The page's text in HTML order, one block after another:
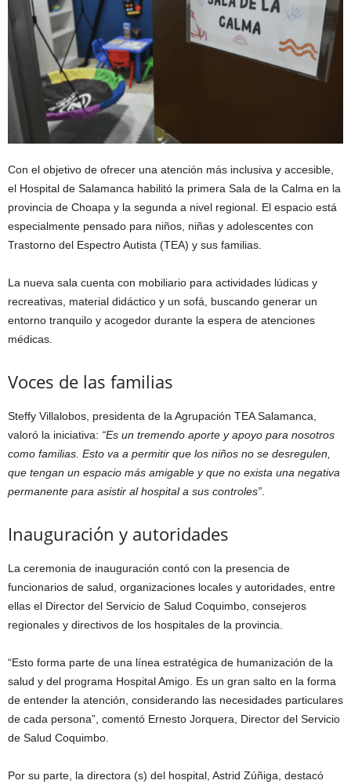
Con el objetivo de ofrecer una atención más inclusiva y accesible,
el Hospital de Salamanca habilitó la primera Sala de la Calma en la
provincia de Choapa y la segunda a nivel regional. El espacio está
especialmente pensado para niños, niñas y adolescentes con
Trastorno del Espectro Autista (TEA) y sus familias.
La nueva sala cuenta con mobiliario para actividades lúdicas y
recreativas, material didáctico y un sofá, buscando generar un
entorno tranquilo y acogedor durante la espera de atenciones
médicas.
Voces de las familias
Steffy Villalobos, presidenta de la Agrupación TEA Salamanca,
valoró la iniciativa: “Es un tremendo aporte y apoyo para nosotros
como familias. Esto va a permitir que los niños no se desregulen,
que tengan un espacio más amigable y que no exista una negativa
permanente para asistir al hospital a sus controles”
Inauguración y autoridades
La ceremonia de inauguración contó con la presencia de
funcionarios de salud, organizaciones locales y autoridades, entre
ellas el Director del Servicio de Salud Coquimbo, consejeros
regionales y directivos de los hospitales de la provincia.
“Esto forma parte de una línea estratégica de humanización de la
salud y del programa Hospital Amigo. Es un gran salto en la forma
de entender la atención, considerando las necesidades particulares
de cada persona”, comentó Ernesto Jorquera, Director del Servicio
de Salud Coquimbo.
Por su parte, la directora (s) del hospital, Astrid Zúñiga, destacó